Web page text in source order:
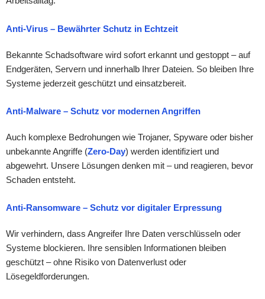
Anti-Virus – Bewährter Schutz in Echtzeit
Bekannte Schadsoftware wird sofort erkannt und gestoppt – auf
Endgeräten, Servern und innerhalb Ihrer Dateien. So bleiben Ihre
Systeme jederzeit geschützt und einsatzbereit.
Anti-Malware – Schutz vor modernen Angriffen
Auch komplexe Bedrohungen wie Trojaner, Spyware oder bisher
unbekannte Angriffe (Zero-Day) werden identifiziert und
abgewehrt. Unsere Lösungen denken mit – und reagieren, bevor
Schaden entsteht.
Anti-Ransomware – Schutz vor digitaler Erpressung
Wir verhindern, dass Angreifer Ihre Daten verschlüsseln oder
Systeme blockieren. Ihre sensiblen Informationen bleiben
geschützt – ohne Risiko von Datenverlust oder
Lösegeldforderungen.